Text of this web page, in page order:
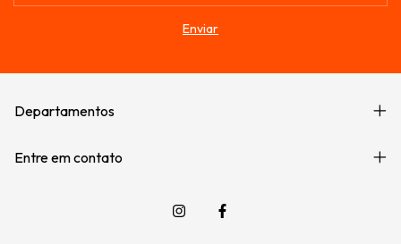
Departamentos
Entre em contato